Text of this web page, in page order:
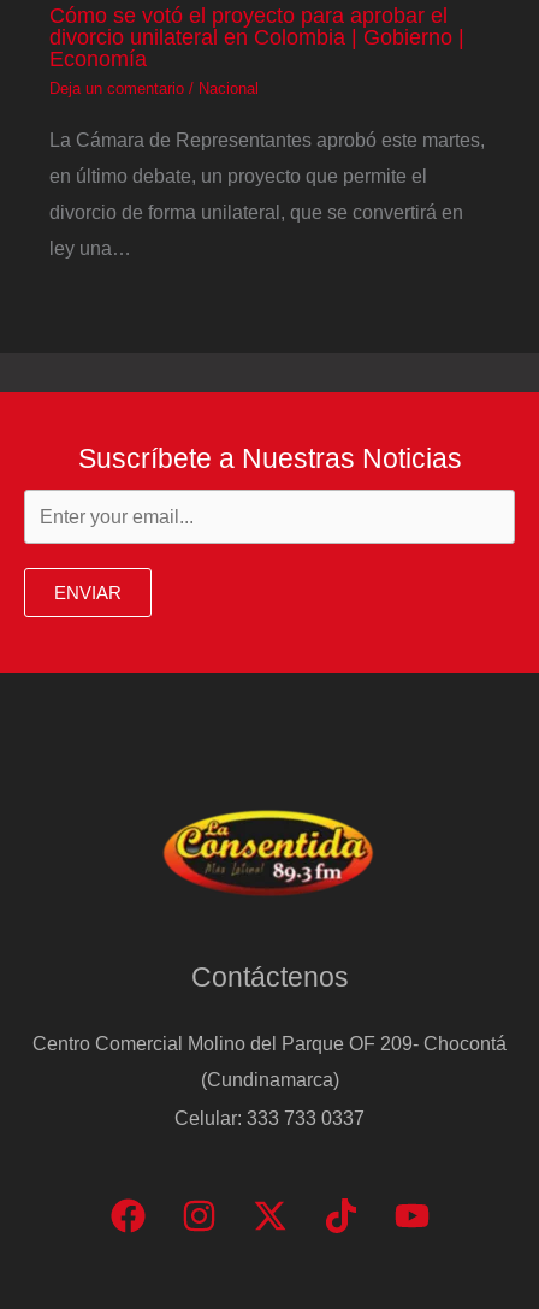
Cómo se votó el proyecto para aprobar el
divorcio unilateral en Colombia | Gobierno |
Economía
Deja un comentario / Nacional
La Cámara de Representantes aprobó este martes,
en último debate, un proyecto que permite el
divorcio de forma unilateral, que se convertirá en
ley una…
Suscríbete a Nuestras Noticias
ENVIAR
Contáctenos
Centro Comercial Molino del Parque OF 209- Chocontá
(Cundinamarca)
Celular: 333 733 0337